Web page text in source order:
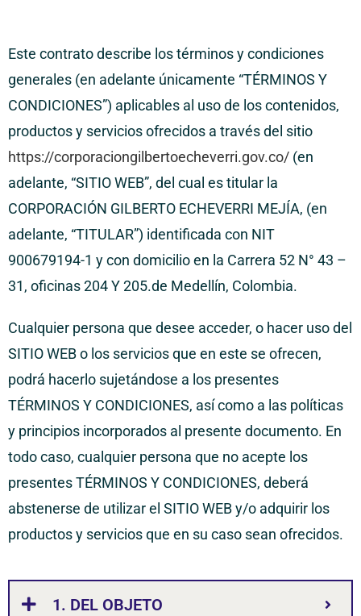
Este contrato describe los términos y condiciones
generales (en adelante únicamente “TÉRMINOS Y
CONDICIONES”) aplicables al uso de los contenidos,
productos y servicios ofrecidos a través del sitio
https://corporaciongilbertoecheverri.gov.co/ (en
adelante, “SITIO WEB”, del cual es titular la
CORPORACIÓN GILBERTO ECHEVERRI MEJÍA, (en
adelante, “TITULAR”) identificada con NIT
900679194-1 y con domicilio en la Carrera 52 N° 43 –
31, oficinas 204 Y 205.de Medellín, Colombia.
Cualquier persona que desee acceder, o hacer uso del
SITIO WEB o los servicios que en este se ofrecen,
podrá hacerlo sujetándose a los presentes
TÉRMINOS Y CONDICIONES, así como a las políticas
y principios incorporados al presente documento. En
todo caso, cualquier persona que no acepte los
presentes TÉRMINOS Y CONDICIONES, deberá
abstenerse de utilizar el SITIO WEB y/o adquirir los
productos y servicios que en su caso sean ofrecidos.
1. DEL OBJETO